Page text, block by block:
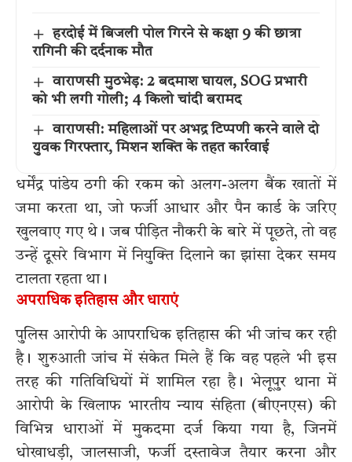
हरदोई में बिजली पोल गिरने से कक्षा 9 की छात्रा
रागिनी की दर्दनाक मौत
वाराणसी मुठभेड़: 2 बदमाश घायल, SOG प्रभारी
को भी लगी गोली; 4 किलो चांदी बरामद
वाराणसी: महिलाओं पर अभद्र टिप्पणी करने वाले दो
युवक गिरफ्तार, मिशन शक्ति के तहत कार्रवाई
धर्मेंद्र पांडेय ठगी की रकम को अलग-अलग बैंक खातों में
जमा करता था, जो फर्जी आधार और पैन कार्ड के जरिए
खुलवाए गए थे। जब पीड़ित नौकरी के बारे में पूछते, तो वह
उन्हें दूसरे विभाग में नियुक्ति दिलाने का झांसा देकर समय
टालता रहता था।
अपराधिक इतिहास और धाराएं
पुलिस आरोपी के आपराधिक इतिहास की भी जांच कर रही
है। शुरुआती जांच में संकेत मिले हैं कि वह पहले भी इस
तरह की गतिविधियों में शामिल रहा है। भेलूपुर थाना में
आरोपी के खिलाफ भारतीय न्याय संहिता (बीएनएस) की
विभिन्न धाराओं में मुकदमा दर्ज किया गया है, जिनमें
धोखाधड़ी, जालसाजी, फर्जी दस्तावेज तैयार करना और